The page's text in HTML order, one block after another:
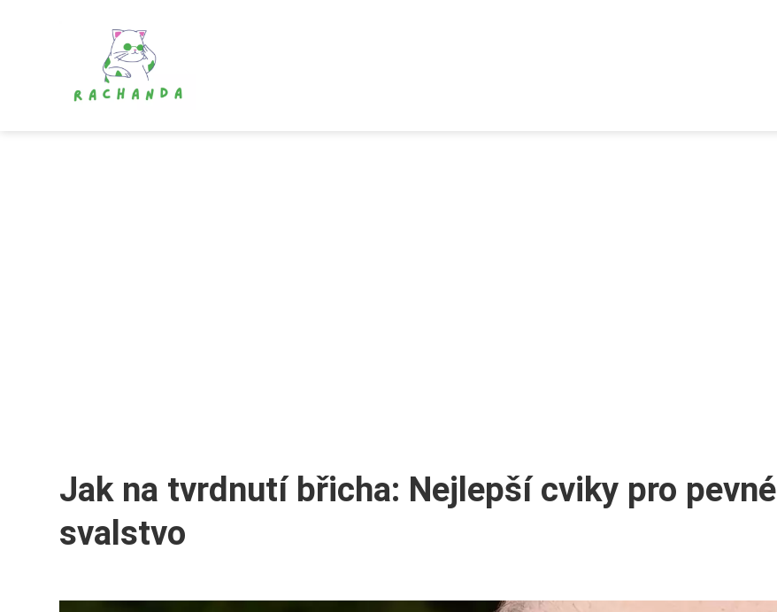
Jak na tvrdnutí břicha: Nejlepší cviky pro pevné
svalstvo